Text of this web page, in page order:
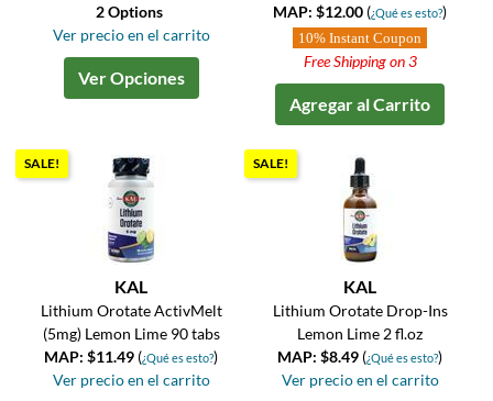
2 Options
Ver precio en el carrito
Ver Opciones
MAP: $12.00 (¿Qué es esto?)
10% Instant Coupon
Free Shipping on 3
Agregar al Carrito
SALE!
KAL
Lithium Orotate ActivMelt
(5mg) Lemon Lime 90 tabs
MAP: $11.49 (¿Qué es esto?)
Ver precio en el carrito
SALE!
KAL
Lithium Orotate Drop-Ins
Lemon Lime 2 fl.oz
MAP: $8.49 (¿Qué es esto?)
Ver precio en el carrito